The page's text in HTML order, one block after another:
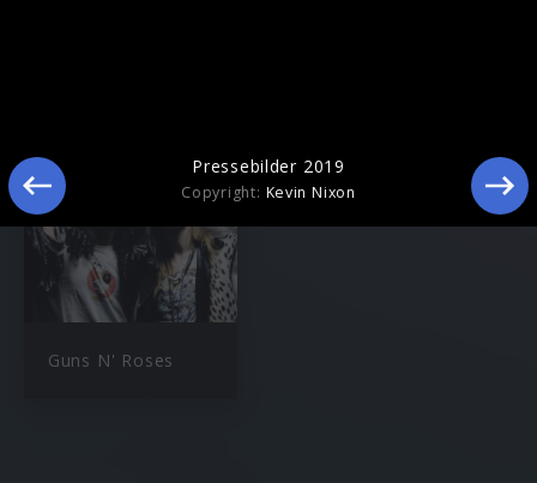
Guns N' Roses
Pressebilder 2019
Copyright: Kevin Nixon